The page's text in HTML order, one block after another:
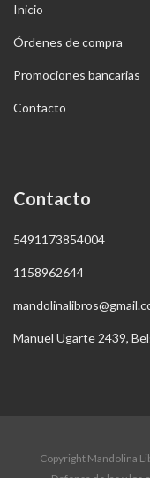
Inicio
Órdenes de compra
Promociones bancarias
Contacto
Contacto
5491173854004
1158962644
Manuel Ugarte 2439,
Copyright Mandolina